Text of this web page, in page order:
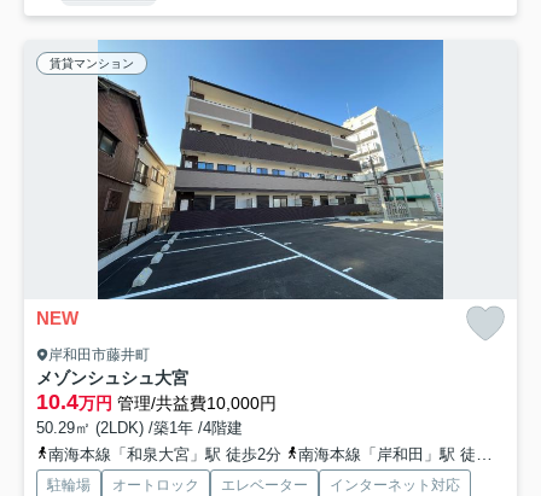
賃貸マンション
NEW
岸和田市藤井町
メゾンシュシュ大宮
10.4万円 管理/共益費10,000円
50.29㎡ (2LDK) /築1年 /4階建
南海本線「和泉大宮」駅 徒歩2分
南海本線「岸和田」駅 徒歩14分
駐輪場 オートロック エレベーター
インターネット対応